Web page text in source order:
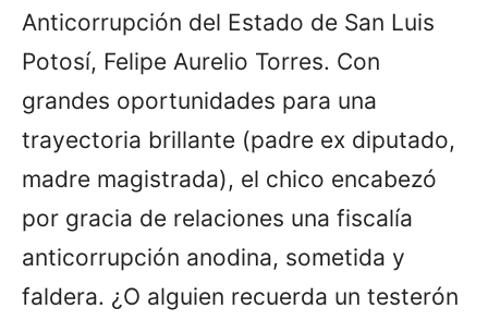
Anticorrupción del Estado de San Luis
Potosí, Felipe Aurelio Torres. Con
grandes oportunidades para una
trayectoria brillante (padre ex diputado,
madre magistrada), el chico encabezó
por gracia de relaciones una fiscalía
anticorrupción anodina, sometida y
faldera. ¿O alguien recuerda un testerón